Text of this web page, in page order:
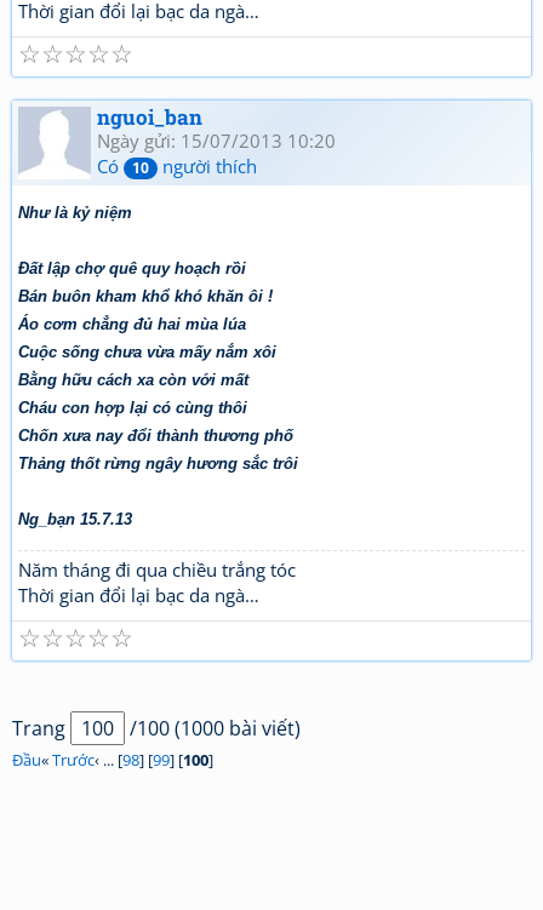
Thời gian đổi lại bạc da ngà…
☆
☆
☆
☆
☆
nguoi_ban
Ngày gửi: 15/07/2013 10:20
Có
10 người thích
Như là kỷ niệm
Đất lập chợ quê quy hoạch rồi
Bán buôn kham khổ khó khăn ôi !
Áo cơm chẳng đủ hai mùa lúa
Cuộc sống chưa vừa mấy nắm xôi
Bằng hữu cách xa còn với mất
Cháu con hợp lại có cùng thôi
Chốn xưa nay đổi thành thương phố
Thảng thốt rừng ngây hương sắc trôi
Ng_bạn 15.7.13
Năm tháng đi qua chiều trắng tóc
Thời gian đổi lại bạc da ngà…
☆
☆
☆
☆
☆
Trang /100 (1000 bài viết)
Đầu«Trước‹ ... [98] [99] [100]